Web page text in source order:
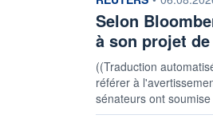
Selon
à son projet
((Traduction
référer à
sénateurs ont